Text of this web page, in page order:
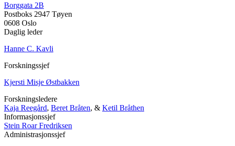
Borggata 2B
Postboks 2947 Tøyen
0608 Oslo
Daglig leder
Hanne C. Kavli
Forskningssjef
Kjersti Misje Østbakken
Forskningsledere
Kaja Reegård, Beret Bråten, & Ketil Bråthen
Informasjonssjef
Stein Roar Fredriksen
Administrasjonssjef